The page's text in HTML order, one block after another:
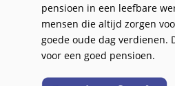
pensioen in een leefbare
mensen die altijd zorgen
goede oude dag verdienen.
voor een goed pensioen.